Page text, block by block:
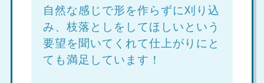
自然な感じで形を作らずに刈り込
み、枝落としをしてほしいという
要望を聞いてくれて仕上がりにと
ても満足しています！